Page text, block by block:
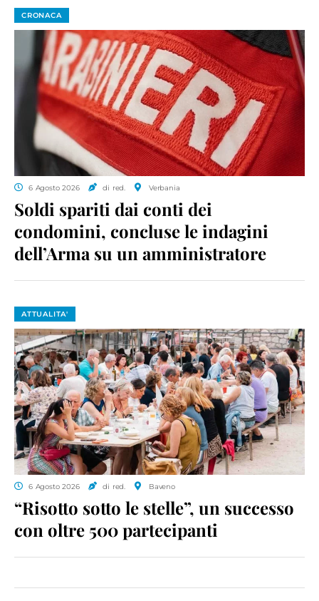
CRONACA
6 Agosto 2026 di red. Verbania
Soldi spariti dai conti dei
condomini, concluse le indagini
dell’Arma su un amministratore
ATTUALITA'
6 Agosto 2026 di red. Baveno
“Risotto sotto le stelle”, un successo
con oltre 500 partecipanti